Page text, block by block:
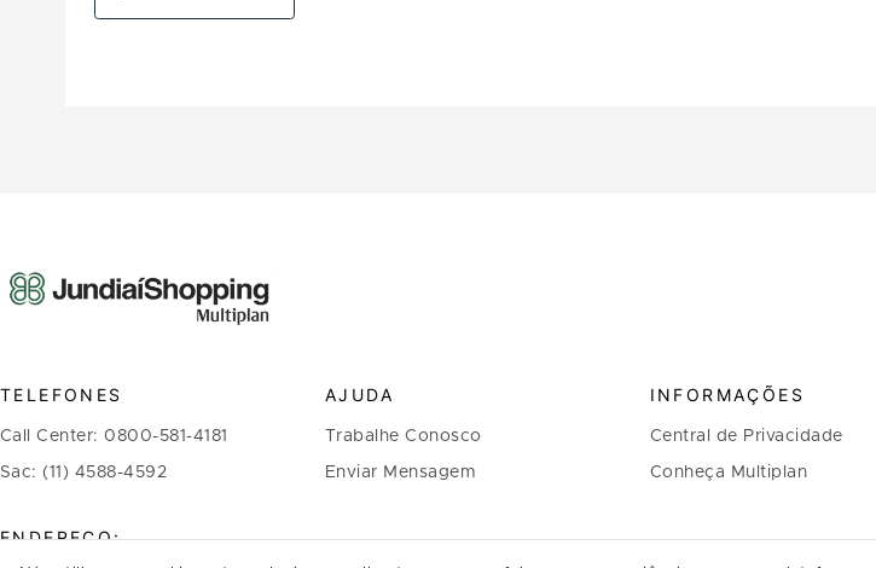
TELEFONES
Call Center: 0800-581-4181
Sac: (11) 4588-4592
ENDEREÇO:
AJUDA
Trabalhe Conosco
Enviar Mensagem
INFORMAÇÕES
Central de Privacidade
Conheça Multiplan